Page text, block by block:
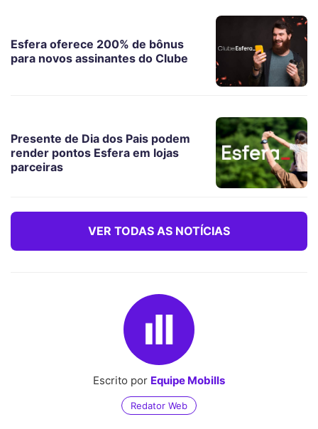
Esfera oferece 200% de bônus
para novos assinantes do Clube
Presente de Dia dos Pais podem
render pontos Esfera em lojas
parceiras
VER TODAS AS NOTÍCIAS
Escrito por Equipe Mobills
Redator Web